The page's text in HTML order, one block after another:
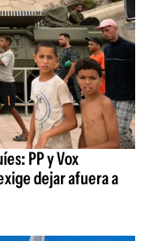
PP y Vox
dejar afuera a